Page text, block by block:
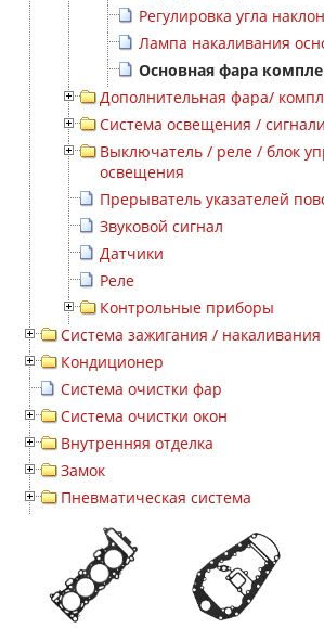
Регулировка угла
Лампа накаливания
Основная фара
Дополнительная фара/
Система освещения /
Выключатель / реле / блок
освещения
Прерыватель указателей
Звуковой сигнал
Датчики
Реле
Контрольные приборы
Система зажигания / накаливания
Кондиционер
Система очистки фар
Система очистки окон
Внутренняя отделка
Замок
Пневматическая система